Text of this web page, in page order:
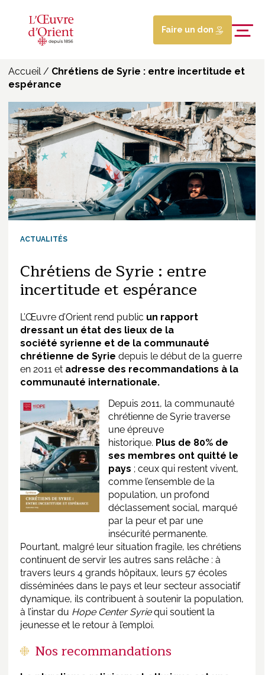
Faire un don
Accueil/ Chrétiens de Syrie : entre incertitude et
espérance
ACTUALITÉS
Chrétiens de Syrie : entre
incertitude et espérance
L’Œuvre d’Orient rend public un rapport
dressant un état des lieux de la
société syrienne et de la communauté
chrétienne de Syrie depuis le début de la guerre
en 2011 et adresse des recommandations à la
communauté internationale.
Depuis 2011, la communauté
chrétienne de Syrie traverse
une épreuve
historique. Plus de 80% de
ses membres ont quitté le
pays ; ceux qui restent vivent,
comme l’ensemble de la
population, un profond
déclassement social, marqué
par la peur et par une
insécurité permanente.
Pourtant, malgré leur situation fragile, les chrétiens
continuent de servir les autres sans relâche : à
travers leurs 4 grands hôpitaux, leurs 57 écoles
disséminées dans le pays et leur secteur associatif
dynamique, ils contribuent à soutenir la population,
à l’instar du Hope CenterSyriequi soutient la
jeunesse et le retour à l’emploi.
Nos recommandations